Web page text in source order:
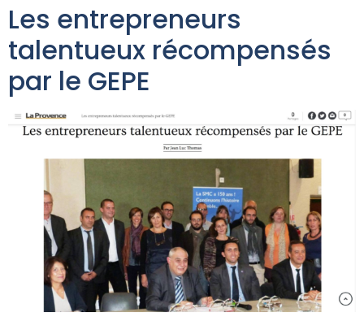
Les entrepreneurs
talentueux récompensés
par le GEPE